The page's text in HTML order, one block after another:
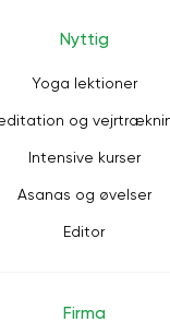
Nyttig
Yoga lektioner
og
Intensive kurser
Asanas og øvelser
Editor
Firma